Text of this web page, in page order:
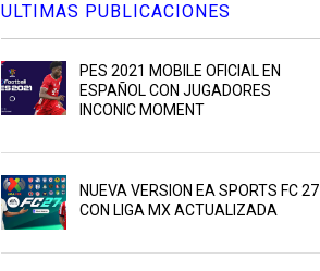
ULTIMAS PUBLICACIONES
PES 2021 MOBILE OFICIAL EN
ESPAÑOL CON JUGADORES
INCONIC MOMENT
NUEVA VERSION EA SPORTS FC 27
CON LIGA MX ACTUALIZADA